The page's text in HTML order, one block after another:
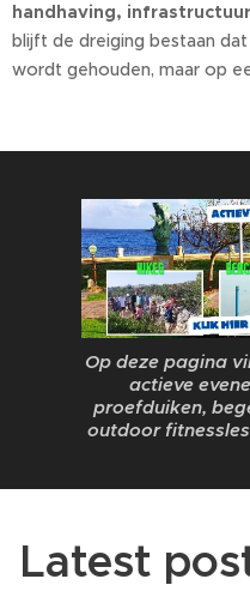
handhaving,
blijft de dreiging bestaan
wordt gehouden, maar op
Op deze pagina
actieve
proefduiken,
outdoor
Latest